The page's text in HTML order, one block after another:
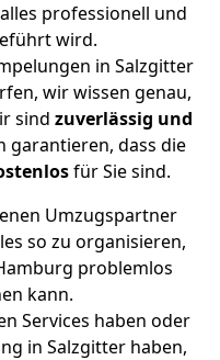
professionell und
wird.
in Salzgitter
wir wissen genau,
sind zuverlässig und
garantieren, dass die
für Sie sind.
Umzugspartner
so zu organisieren,
problemlos
kann.
Services haben oder
in Salzgitter haben,